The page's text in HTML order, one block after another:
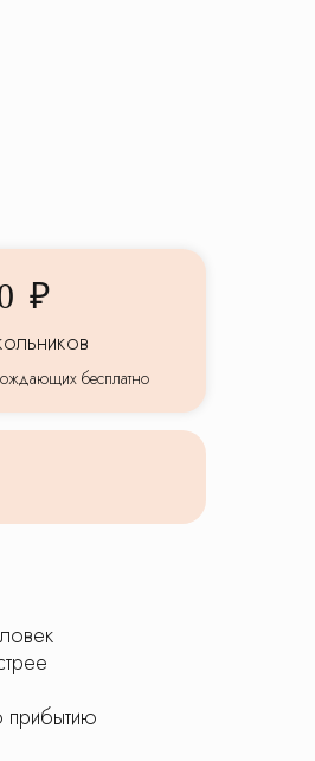
₽
бесплатно
прибытию